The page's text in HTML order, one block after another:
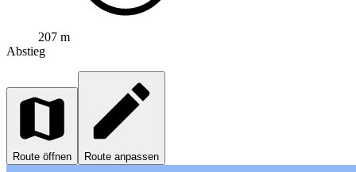
207 m
Abstieg
Route öffnen Route anpassen